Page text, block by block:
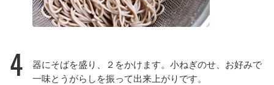
4
器にそばを盛り、２をかけます。小ねぎのせ、お好みで
一味とうがらしを振って出来上がりです。